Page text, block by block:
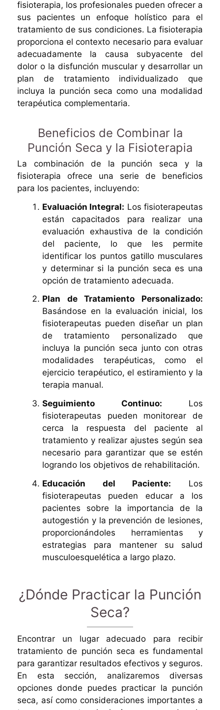
fisioterapia, los profesionales pueden ofrecer a
sus pacientes un enfoque holístico para el
tratamiento de sus condiciones. La fisioterapia
proporciona el contexto necesario para evaluar
adecuadamente la causa subyacente del
dolor o la disfunción muscular y desarrollar un
plan de tratamiento individualizado que
incluya la punción seca como una modalidad
terapéutica complementaria.
Beneficios de Combinar la
Punción Seca y la Fisioterapia
La combinación de la punción seca y la
fisioterapia ofrece una serie de beneficios
para los pacientes, incluyendo:
Evaluación Integral: Los fisioterapeutas
están capacitados para realizar una
evaluación exhaustiva de la condición
del paciente, lo que les permite
identificar los puntos gatillo musculares
y determinar si la punción seca es una
opción de tratamiento adecuada.
Plan de Tratamiento Personalizado:
Basándose en la evaluación inicial, los
fisioterapeutas pueden diseñar un plan
de tratamiento personalizado que
incluya la punción seca junto con otras
modalidades terapéuticas, como el
ejercicio terapéutico, el estiramiento y la
terapia manual.
Seguimiento Continuo: Los
fisioterapeutas pueden monitorear de
cerca la respuesta del paciente al
tratamiento y realizar ajustes según sea
necesario para garantizar que se estén
logrando los objetivos de rehabilitación.
Educación del Paciente: Los
fisioterapeutas pueden educar a los
pacientes sobre la importancia de la
autogestión y la prevención de lesiones,
proporcionándoles herramientas y
estrategias para mantener su salud
musculoesquelética a largo plazo.
¿Dónde Practicar la Punción
Seca?
Encontrar un lugar adecuado para recibir
tratamiento de punción seca es fundamental
para garantizar resultados efectivos y seguros.
En esta sección, analizaremos diversas
opciones donde puedes practicar la punción
seca, así como consideraciones importantes a